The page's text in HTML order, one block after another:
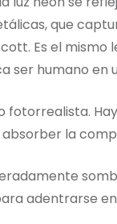
que
Es el mismo
ser humano en
fotorrealista.
la
adentrarse